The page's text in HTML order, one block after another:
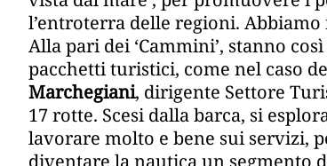
l’entroterra delle regioni.
Alla pari dei ‘Cammini’, stanno
pacchetti turistici, come nel caso
Marchegiani, dirigente Settore
17 rotte. Scesi dalla barca, si
lavorare molto e bene sui servizi,